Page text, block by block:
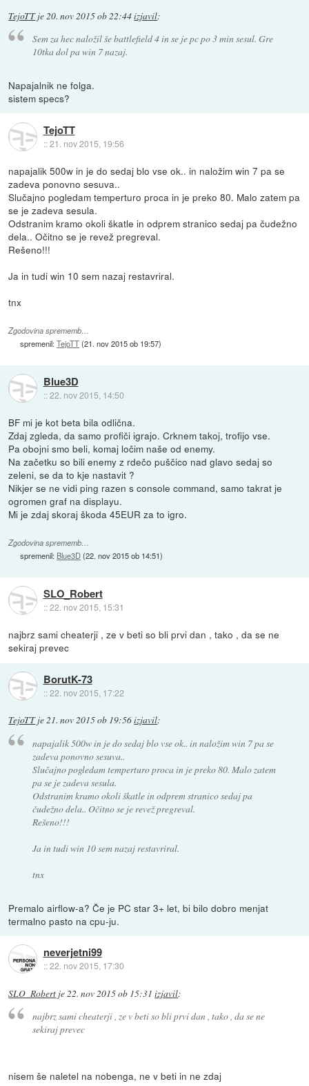
TejoTTje20. nov 2015 ob 22:44izjavil:
Sem za hec naložil še battlefield 4 in se je pc po 3 min sesul. Gre
10tka dol pa win 7 nazaj.
Napajalnik ne folga.
sistem specs?
TejoTT
::21. nov 2015, 19:56
napajalik 500w in je do sedaj blo vse ok.. in naložim win 7 pa se
zadeva ponovno sesuva..
Slučajno pogledam temperturo proca in je preko 80. Malo zatem pa
se je zadeva sesula.
Odstranim kramo okoli škatle in odprem stranico sedaj pa čudežno
dela.. Očitno se je revež pregreval.
Rešeno!!!
Ja in tudi win 10 sem nazaj restavriral.
tnx
Zgodovina sprememb…
spremenil:TejoTT(21. nov 2015 ob 19:57)
Blue3D
::22. nov 2015, 14:50
BF mi je kot beta bila odlična.
Zdaj zgleda, da samo profiči igrajo. Crknem takoj, trofijo vse.
Pa obojni smo beli, komaj ločim naše od enemy.
Na začetku so bili enemy z rdečo puščico nad glavo sedaj so
zeleni, se da to kje nastavit ?
Nikjer se ne vidi ping razen s console command, samo takrat je
ogromen graf na displayu.
Mi je zdaj skoraj škoda 45EUR za to igro.
Zgodovina sprememb…
spremenil: Blue3D(22. nov 2015 ob 14:51)
SLO_Robert
::22. nov 2015, 15:31
najbrz sami cheaterji , ze v beti so bli prvi dan , tako , da se ne
sekiraj prevec
BorutK-73
::22. nov 2015, 17:22
TejoTTje21. nov 2015 ob 19:56izjavil:
napajalik 500w in je do sedaj blo vse ok.. in naložim win 7 pa se
zadeva ponovno sesuva..
Slučajno pogledam temperturo proca in je preko 80. Malo zatem
pa se je zadeva sesula.
Odstranim kramo okoli škatle in odprem stranico sedaj pa
čudežno dela.. Očitno se je revež pregreval.
Rešeno!!!
Ja in tudi win 10 sem nazaj restavriral.
tnx
Premalo airflow-a? Če je PC star 3+ let, bi bilo dobro menjat
termalno pasto na cpu-ju.
neverjetni99
::22. nov 2015, 17:30
SLO_Robert je22. nov 2015 ob 15:31 izjavil:
najbrz sami cheaterji , ze v beti so bli prvi dan , tako , da se ne
sekiraj prevec
nisem še naletel na nobenga, ne v beti in ne zdaj